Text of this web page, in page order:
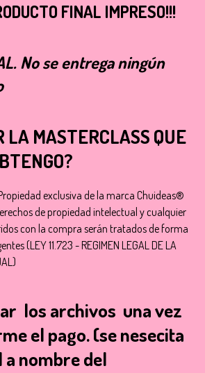
FINAL IMPRESO!!!
. No se entrega ningún
LA MASTERCLASS QUE
Propiedad exclusiva de la marca Chuideas®
de propiedad intelectual y cualquier
con la compra serán tratados de forma
(LEY 11.723 - REGIMEN LEGAL DE LA
los archivos una vez
el pago.(se nesecita
nombre del